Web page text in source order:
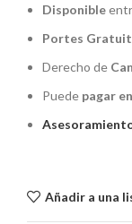
Disponible
Portes
Derecho de
Puede pagar
Añadir a una